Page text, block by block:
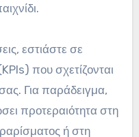
εστιάστε σε
που σχετίζονται
Για παράδειγμα,
προτεραιότητα στη
ή στη